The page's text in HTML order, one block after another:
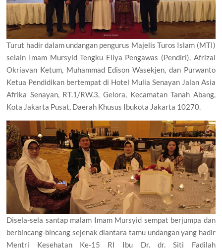
Turut hadir dalam undangan pengurus Majelis Turos Islam (MTI)
selain Imam Mursyid Tengku Eliya Pengawas (Pendiri), Afrizal
Okriavan Ketum, Muhammad Edison Wasekjen, dan Purwanto
Ketua Pendidikan bertempat di Hotel Mulia Senayan Jalan Asia
Afrika Senayan, RT.1/RW.3, Gelora, Kecamatan Tanah Abang,
Kota Jakarta Pusat, Daerah Khusus Ibukota Jakarta 10270.
Disela-sela santap malam Imam Mursyid sempat berjumpa dan
berbincang-bincang sejenak diantara tamu undangan yang hadir
Mentri Kesehatan Ke-15 RI Ibu Dr. dr. Siti Fadilah